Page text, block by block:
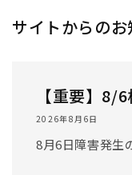
サイトからのお
【重要】8/
2026年8月6日
8月6日障害発生